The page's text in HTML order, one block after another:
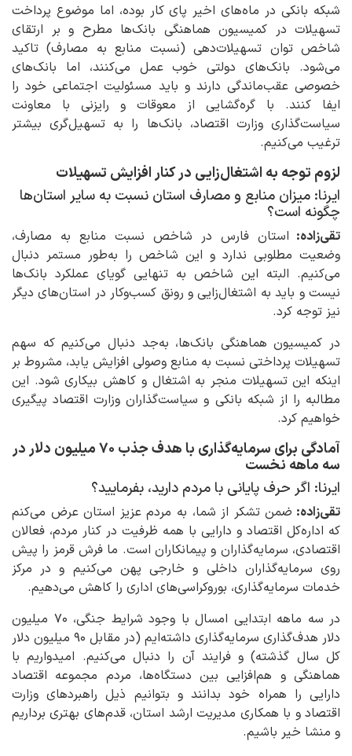
شبکه بانکی در ماه‌های اخیر پای کار بوده، اما موضوع پرداخت
تسهیلات در کمیسیون هماهنگی بانک‌ها مطرح و بر ارتقای
شاخص توان تسهیلات‌دهی (نسبت منابع به مصارف) تاکید
می‌شود. بانک‌های دولتی خوب عمل می‌کنند، اما بانک‌های
خصوصی عقب‌ماندگی دارند و باید مسئولیت اجتماعی خود را
ایفا کنند. با گره‌گشایی از معوقات و رایزنی با معاونت
سیاست‌گذاری وزارت اقتصاد، بانک‌ها را به تسهیل‌گری بیشتر
ترغیب می‌کنیم.
لزوم توجه به اشتغال‌زایی در کنار افزایش تسهیلات
ایرنا: میزان منابع و مصارف استان نسبت به سایر استان‌ها
چگونه است؟
تقی‌زاده: استان فارس در شاخص نسبت منابع به مصارف،
وضعیت مطلوبی ندارد و این شاخص را به‌طور مستمر دنبال
می‌کنیم. البته این شاخص به تنهایی گویای عملکرد بانک‌ها
نیست و باید به اشتغال‌زایی و رونق کسب‌وکار در استان‌های دیگر
نیز توجه کرد.
در کمیسیون هماهنگی بانک‌ها، به‌جد دنبال می‌کنیم که سهم
تسهیلات پرداختی نسبت به منابع وصولی افزایش یابد، مشروط بر
اینکه این تسهیلات منجر به اشتغال و کاهش بیکاری شود. این
مطالبه را از شبکه بانکی و سیاست‌گذاران وزارت اقتصاد پیگیری
خواهیم کرد.
آمادگی برای سرمایه‌گذاری با هدف جذب ۷۰ میلیون دلار در
سه ماهه نخست
ایرنا: اگر حرف پایانی با مردم دارید، بفرمایید؟
تقی‌زاده: ضمن تشکر از شما، به مردم عزیز استان عرض می‌کنم
که اداره‌کل اقتصاد و دارایی با همه ظرفیت در کنار مردم، فعالان
اقتصادی، سرمایه‌گذاران و پیمانکاران است. ما فرش قرمز را پیش
روی سرمایه‌گذاران داخلی و خارجی پهن می‌کنیم و در مرکز
خدمات سرمایه‌گذاری، بوروکراسی‌های اداری را کاهش می‌دهیم.
در سه ماهه ابتدایی امسال با وجود شرایط جنگی، ۷۰ میلیون
دلار هدف‌گذاری سرمایه‌گذاری داشته‌ایم (در مقابل ۹۰ میلیون دلار
کل سال گذشته) و فرایند آن را دنبال می‌کنیم. امیدواریم با
هماهنگی و هم‌افزایی بین دستگاه‌ها، مردم مجموعه اقتصاد
دارایی را همراه خود بدانند و بتوانیم ذیل راهبردهای وزارت
اقتصاد و با همکاری مدیریت ارشد استان، قدم‌های بهتری برداریم
و منشا خیر باشیم.